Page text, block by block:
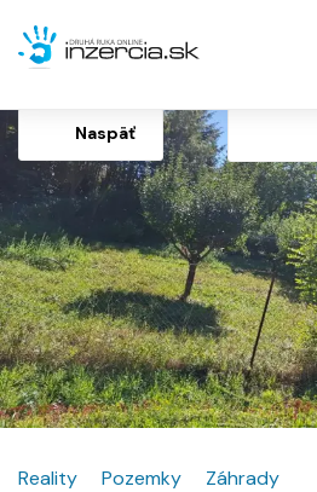
Naspäť
Reality Pozemky Záhrady